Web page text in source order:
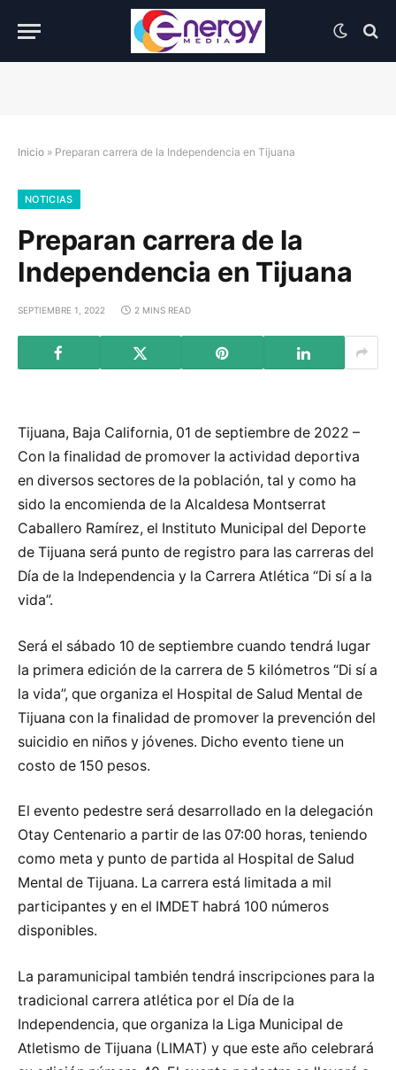
Inicio » Preparan carrera de la Independencia en Tijuana
NOTICIAS
Preparan carrera de la
Independencia en Tijuana
SEPTIEMBRE 1, 2022 2 MINS READ
Tijuana, Baja California, 01 de septiembre de 2022 –
Con la finalidad de promover la actividad deportiva
en diversos sectores de la población, tal y como ha
sido la encomienda de la Alcaldesa Montserrat
Caballero Ramírez, el Instituto Municipal del Deporte
de Tijuana será punto de registro para las carreras del
Día de la Independencia y la Carrera Atlética “Di sí a la
vida”.
Será el sábado 10 de septiembre cuando tendrá lugar
la primera edición de la carrera de 5 kilómetros “Di sí a
la vida”, que organiza el Hospital de Salud Mental de
Tijuana con la finalidad de promover la prevención del
suicidio en niños y jóvenes. Dicho evento tiene un
costo de 150 pesos.
El evento pedestre será desarrollado en la delegación
Otay Centenario a partir de las 07:00 horas, teniendo
como meta y punto de partida al Hospital de Salud
Mental de Tijuana. La carrera está limitada a mil
participantes y en el IMDET habrá 100 números
disponibles.
La paramunicipal también tendrá inscripciones para la
tradicional carrera atlética por el Día de la
Independencia, que organiza la Liga Municipal de
Atletismo de Tijuana (LIMAT) y que este año celebrará